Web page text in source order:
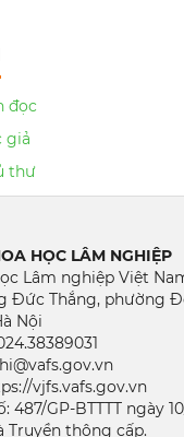
đọc
giả
thư
HỌC LÂM NGHIỆP
Lâm nghiệp Việt
Đức Thắng, phường
Nội
vjfs.vafs.gov.vn
487/GP-BTTTT ngày
Truyền thông cấp.